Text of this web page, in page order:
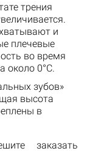
трения
и
плечевые
во время
около 0°С.
зубов»
высота
в
заказать